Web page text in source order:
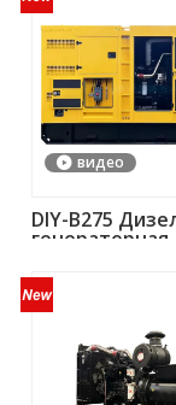
видео
DIY-B275
генераторная
6M16G275/5
200 кВт